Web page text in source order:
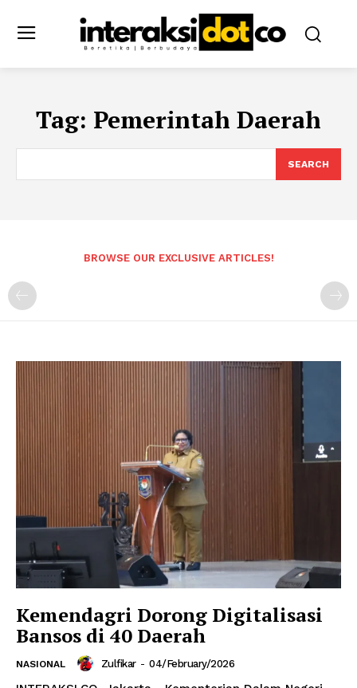
Tag: Pemerintah Daerah
SEARCH
BROWSE OUR EXCLUSIVE ARTICLES!
Kemendagri Dorong Digitalisasi
Bansos di 40 Daerah
NASIONAL Zulfikar - 04/February/2026